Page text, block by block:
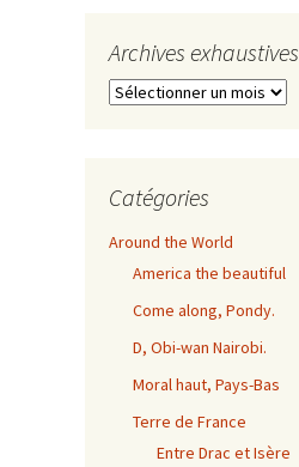
Archives exhaustives
Archives
Catégories
Around the World
America the beautiful
Come along, Pondy.
D, Obi-wan Nairobi.
Moral haut, Pays-Bas
Terre de France
Entre Drac et Isère